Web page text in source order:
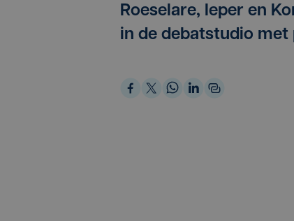
Roeselare, Ieper en
in de debatstudio